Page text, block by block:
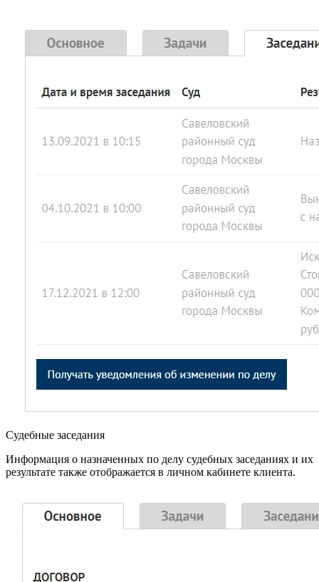
Судебные заседания
Информация о назначенных по делу судебных заседаниях и их
результате также отображается в личном кабинете клиента.